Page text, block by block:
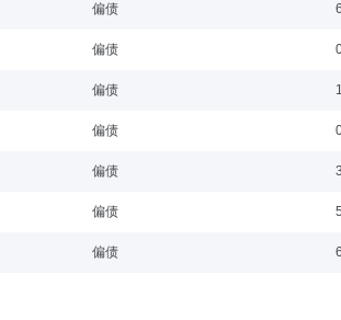
任职日期：2026-
副董事长，硕士。自2007年7月入职宁波银行股份有限
学历：硕士
偏债
偏债
偏债
偏债
偏债
偏债
偏债